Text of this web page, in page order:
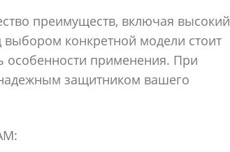
преимуществ, включая высокий
конкретной модели стоит
особенности применения. При
защитником вашего